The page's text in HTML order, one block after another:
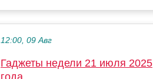
12:00, 09 Авг
Гаджеты недели 21 июля 2025